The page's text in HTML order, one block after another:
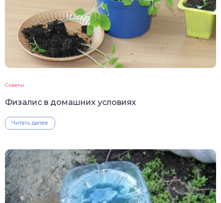
Советы
Физалис в домашних условиях
Читать далее